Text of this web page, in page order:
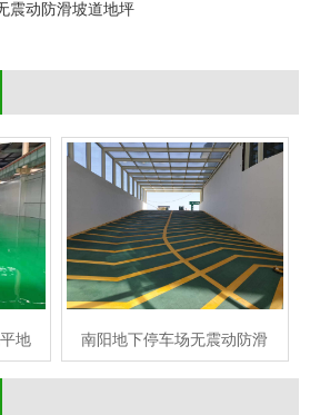
震动防滑坡道地坪
地 南阳地下停车场无震动防滑
南阳地下停车场无震动防滑
成功案例
查看详情
立即询问